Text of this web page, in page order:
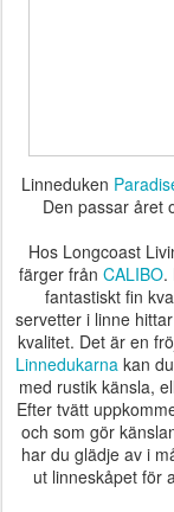
Linneduken
Den passar året
Hos Longcoast
färger från CALIBO.
fantastiskt fin
servetter i linne
kvalitet. Det är en
Linnedukarna kan
med rustik känsla,
Efter tvätt
och som gör
har du glädje av i
ut linneskåpet för